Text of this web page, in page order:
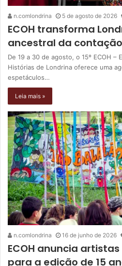
n.comlondrina 5 de agosto de 2026
ECOH transforma
ancestral da
De 19 a 30 de agosto, o 15º ECOH
Histórias de Londrina oferece uma
espetáculos…
Leia mais »
n.comlondrina 16 de junho de 2026
ECOH anuncia
para a edição de 15